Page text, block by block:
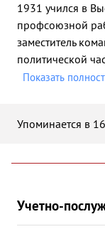
1931 учился в
профсоюзной
заместитель
политической
Показать
Упоминается в
Учетно-